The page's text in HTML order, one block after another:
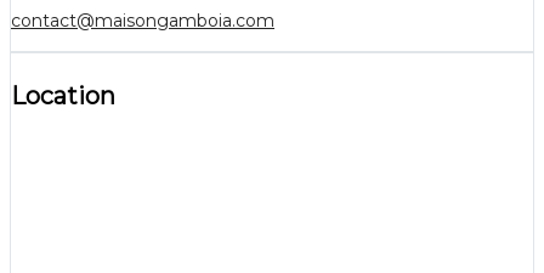
contact@maisongamboia.com
Location